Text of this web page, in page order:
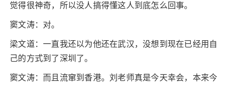
觉得很神奇，所以没人搞得懂这人到底怎么回事。
窦文涛：对。
梁文道：一直我还以为他还在武汉，没想到现在已经用自
己的方式到了深圳了。
窦文涛：而且流窜到香港。刘老师真是今天幸会，本来今